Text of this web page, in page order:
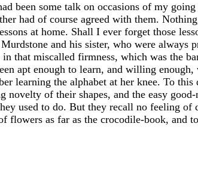
been some talk on occasions of my
had of course agreed with them.
at home. Shall I ever forget those
and his sister, who were always
in that miscalled firmness, which was the
apt enough to learn, and willing
learning the alphabet at her knee. To
novelty of their shapes, and the easy
used to do. But they recall no feeling of
flowers as far as the crocodile-book, and